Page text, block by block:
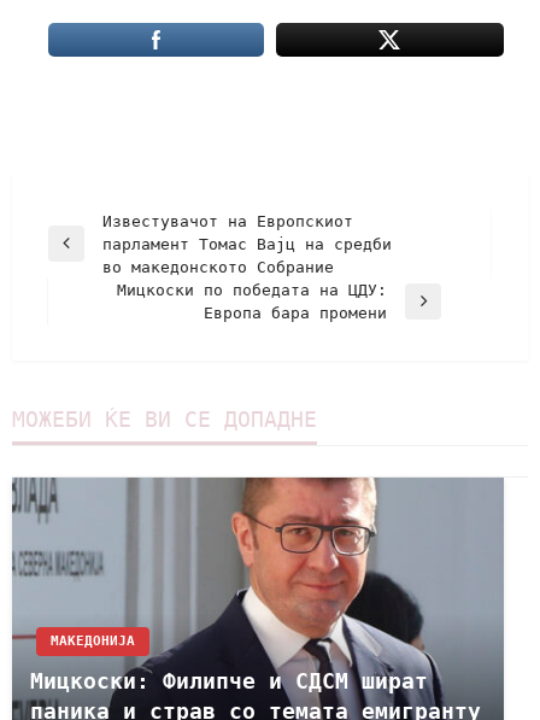
Известувачот на Европскиот
парламент Томас Вајц на средби
во македонското Собрание
Мицкоски по победата на ЦДУ:
Европа бара промени
МОЖЕБИ ЌЕ ВИ СЕ ДОПАДНЕ
МАКЕДОНИЈА
Мицкоски: Филипче и СДСМ шират
паника и страв со темата емигранту